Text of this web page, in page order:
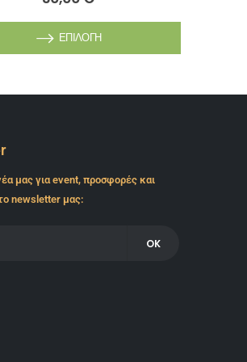
ΕΠΙΛΟΓΉ
μας για event, προσφορές και
newsletter μας: